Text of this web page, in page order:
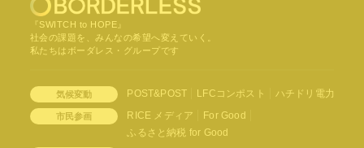
『SWITCH to HOPE』
社会の課題を、みんなの希望へ変えていく。
私たちはボーダレス・グループです
気候変動 POST&POST LFCコンポスト ハチドリ電力
市民参画 RICE メディア
For Good
ふるさと納税 for Good